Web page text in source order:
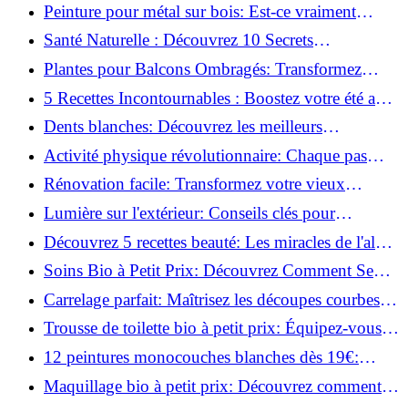
Peinture pour métal sur bois: Est-ce vraiment
possible?
Santé Naturelle : Découvrez 10 Secrets
Incontournables pour un Bien-être Optimal!
Plantes pour Balcons Ombragés: Transformez
votre Terrasse en Oasis Verte!
5 Recettes Incontournables : Boostez votre été avec
des huiles essentielles!
Dents blanches: Découvrez les meilleurs
ingrédients naturels!
Activité physique révolutionnaire: Chaque pas
compte pour votre santé!
Rénovation facile: Transformez votre vieux
parquet irrégulier en un clin d'œil!
Lumière sur l'extérieur: Conseils clés pour
concevoir et installer votre éclairage!
Découvrez 5 recettes beauté: Les miracles de l'aloe
vera pour votre peau!
Soins Bio à Petit Prix: Découvrez Comment Se
Chouchouter Pour Moins de 35€!
Carrelage parfait: Maîtrisez les découpes courbes
facilement!
Trousse de toilette bio à petit prix: Équipez-vous
pour moins de 25€!
12 peintures monocouches blanches dès 19€:
Découvrez les meilleures offres!
Maquillage bio à petit prix: Découvrez comment